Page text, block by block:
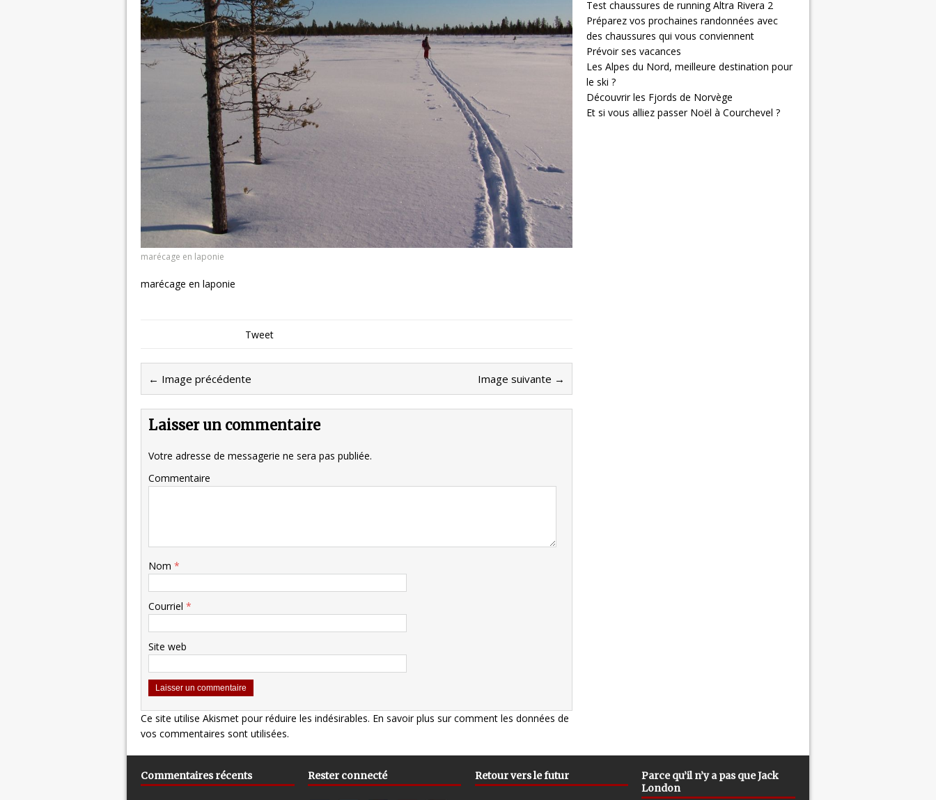
marécage en laponie
marécage en laponie
Tweet
← Image précédente Image suivante →
Laisser un commentaire
Votre adresse de messagerie ne sera pas publiée.
Commentaire
Nom *
Courriel *
Site web
Ce site utilise Akismet pour réduire les indésirables. En savoir plus sur comment les données de
vos commentaires sont utilisées.
Test chaussures de running Altra Rivera 2
Préparez vos prochaines randonnées avec
des chaussures qui vous conviennent
Prévoir ses vacances
Les Alpes du Nord, meilleure destination pour
le ski ?
Découvrir les Fjords de Norvège
Et si vous alliez passer Noël à Courchevel ?
Commentaires récents Rester connecté Retour vers le futur
Parce qu’il n’y a pas que Jack
London